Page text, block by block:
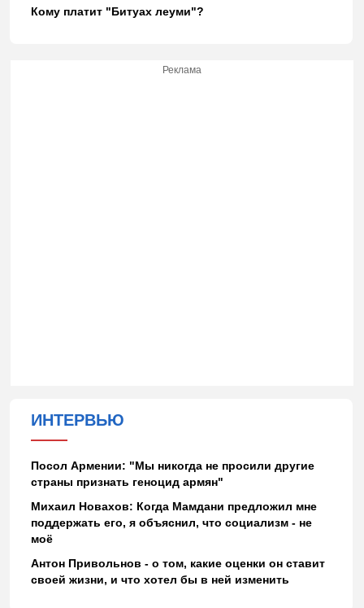
Кому платит "Битуах леуми"?
Реклама
ИНТЕРВЬЮ
Посол Армении: "Мы никогда не просили другие
страны признать геноцид армян"
Михаил Новахов: Когда Мамдани предложил мне
поддержать его, я объяснил, что социализм - не
моё
Антон Привольнов - о том, какие оценки он ставит
своей жизни, и что хотел бы в ней изменить